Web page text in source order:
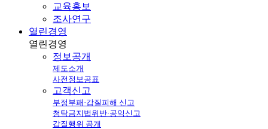
교육홍보
조사연구
열린경영
열린경영
정보공개
제도소개
사전정보공표
고객신고
부정부패·갑질피해 신고
청탁금지법위반·공익신고
갑질행위 공개